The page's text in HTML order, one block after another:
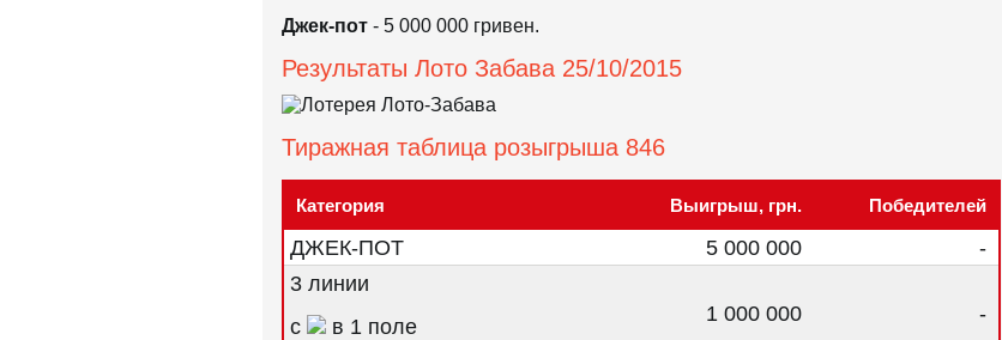
Джек-пот - 5 000 000 гривен.
Результаты Лото Забава 25/10/2015
Тиражная таблица розыгрыша 846
Категория Выигрыш, грн. Победителей
ДЖЕК-ПОТ 5 000 000
-
3 линии
с
в 1 поле
1 000 000 -